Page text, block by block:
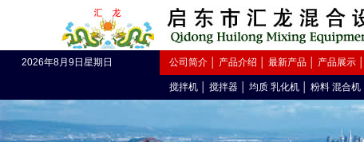
2026年8月9日星期日 公司简介 产品介绍 最新产品 产品展示
搅拌机 搅拌器 均质 乳化机 粉料 混合机